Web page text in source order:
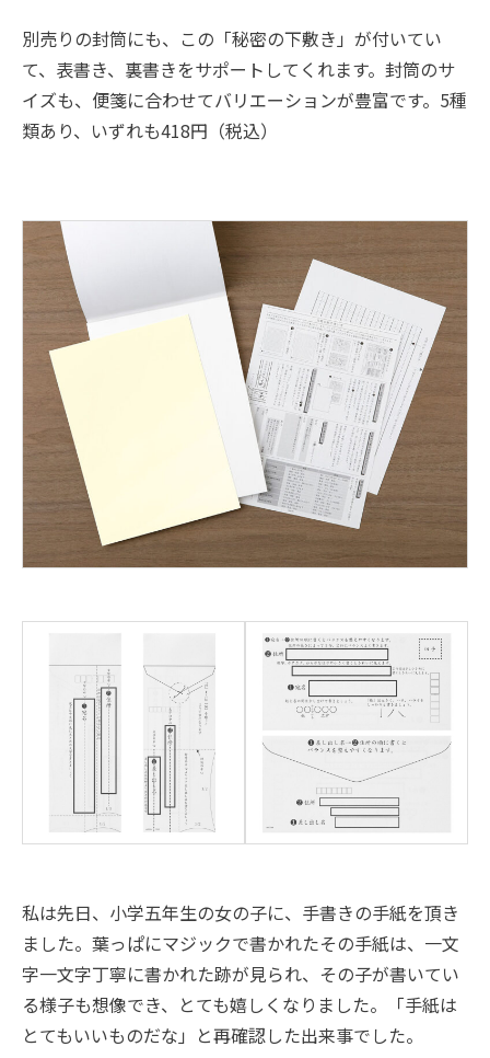
別売りの封筒にも、この「秘密の下敷き」が付いてい
て、表書き、裏書きをサポートしてくれます。封筒のサ
イズも、便箋に合わせてバリエーションが豊富です。5種
類あり、いずれも418円（税込）
私は先日、小学五年生の女の子に、手書きの手紙を頂き
ました。葉っぱにマジックで書かれたその手紙は、一文
字一文字丁寧に書かれた跡が見られ、その子が書いてい
る様子も想像でき、とても嬉しくなりました。「手紙は
とてもいいものだな」と再確認した出来事でした。